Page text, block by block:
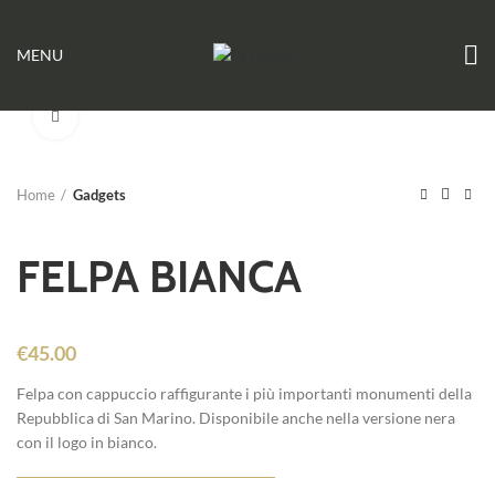
MENU
Home Gadgets
FELPA BIANCA
€45.00
Felpa con cappuccio raffigurante i più importanti monumenti della
Repubblica di San Marino. Disponibile anche nella versione nera
con il logo in bianco.